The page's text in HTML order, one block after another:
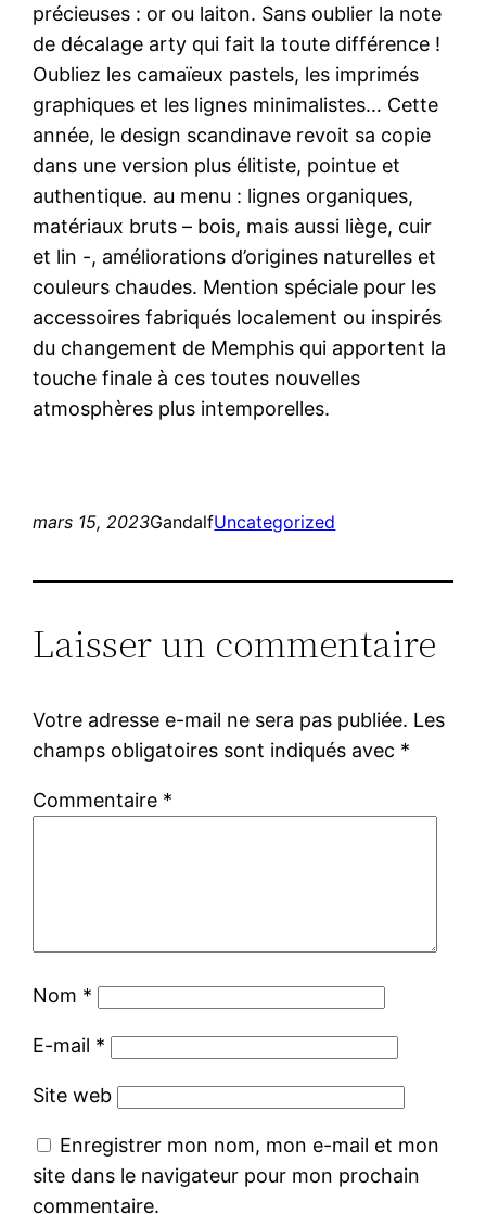
précieuses : or ou laiton. Sans oublier la note
de décalage arty qui fait la toute différence !
Oubliez les camaïeux pastels, les imprimés
graphiques et les lignes minimalistes… Cette
année, le design scandinave revoit sa copie
dans une version plus élitiste, pointue et
authentique. au menu : lignes organiques,
matériaux bruts – bois, mais aussi liège, cuir
et lin -, améliorations d’origines naturelles et
couleurs chaudes. Mention spéciale pour les
accessoires fabriqués localement ou inspirés
du changement de Memphis qui apportent la
touche finale à ces toutes nouvelles
atmosphères plus intemporelles.
mars 15, 2023GandalfUncategorized
Laisser un commentaire
Votre adresse e-mail ne sera pas publiée. Les
champs obligatoires sont indiqués avec *
Commentaire *
Nom *
E-mail *
Site web
Enregistrer mon nom, mon e-mail et mon
site dans le navigateur pour mon prochain
commentaire.